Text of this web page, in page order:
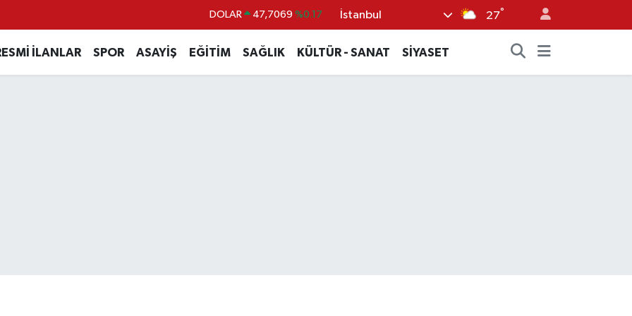
DOLAR 47,7069 %0.17 İstanbul 27°
İLANLAR SPOR ASAYİŞ EĞİTİM SAĞLIK KÜLTÜR - SANAT SİYASET